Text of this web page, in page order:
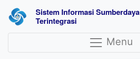
Sistem Informasi Sumberdaya
Terintegrasi
Menu